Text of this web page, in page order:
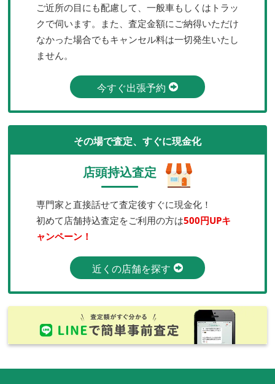
ご近所の目にも配慮して、一般車もしくはトラッ
クで伺います。また、査定金額にご納得いただけ
なかった場合でもキャンセル料は一切発生いたし
ません。
今すぐ出張予約
その場で査定、すぐに現金化
店頭持込査定
専門家と直接話せて査定後すぐに現金化！
初めて店舗持込査定をご利用の方は500円UPキ
ャンペーン！
近くの店舗を探す